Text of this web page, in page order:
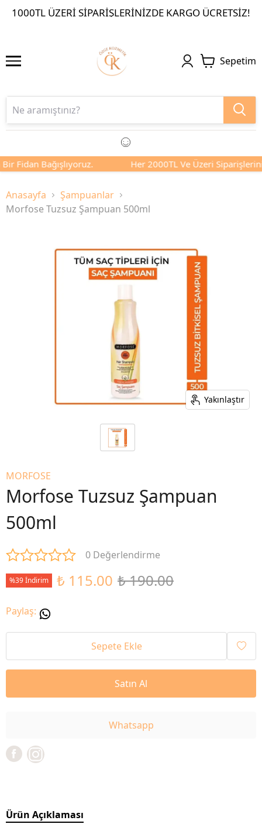
1000TL ÜZERI SIPARIŞLERINIZDE KARGO ÜCRETSIZ!
Sepetim
Bağışlıyoruz. Her 2000TL Ve Üzeri Siparişlerinizde
Anasayfa
Şampuanlar
Morfose Tuzsuz Şampuan 500ml
Yakınlaştır
MORFOSE
Morfose Tuzsuz Şampuan
500ml
0 Değerlendirme
%39 İndirim ₺ 115.00 ₺ 190.00
Paylaş:
Sepete Ekle
Satın Al
Whatsapp
Ürün Açıklaması